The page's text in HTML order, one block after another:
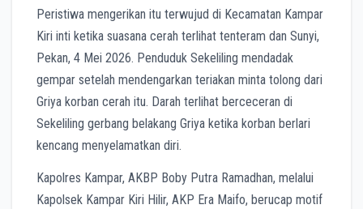
Peristiwa mengerikan itu terwujud di Kecamatan Kampar
Kiri inti ketika suasana cerah terlihat tenteram dan Sunyi,
Pekan, 4 Mei 2026. Penduduk Sekeliling mendadak
gempar setelah mendengarkan teriakan minta tolong dari
Griya korban cerah itu. Darah terlihat berceceran di
Sekeliling gerbang belakang Griya ketika korban berlari
kencang menyelamatkan diri.
Kapolres Kampar, AKBP Boby Putra Ramadhan, melalui
Kapolsek Kampar Kiri Hilir, AKP Era Maifo, berucap motif